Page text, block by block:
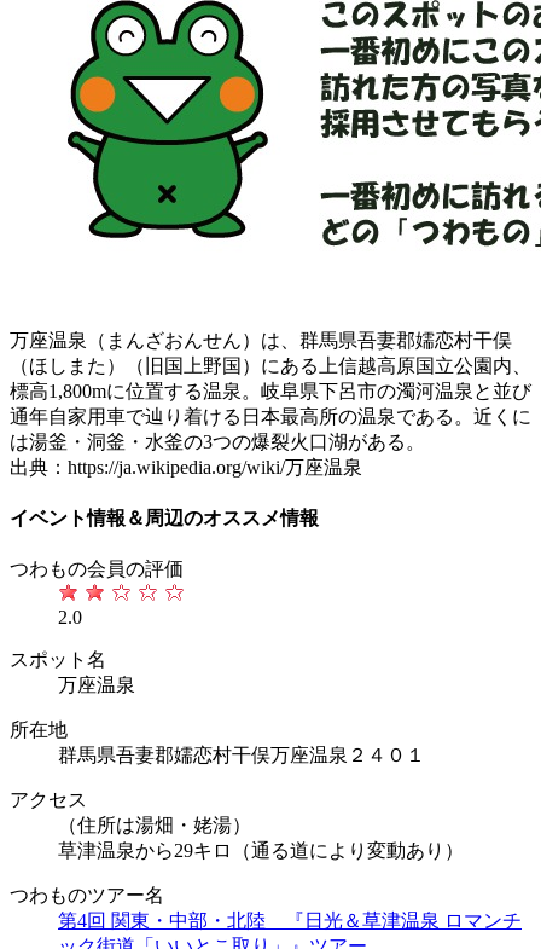
万座温泉（まんざおんせん）は、群馬県吾妻郡嬬恋村干俣
（ほしまた）（旧国上野国）にある上信越高原国立公園内、
標高1,800mに位置する温泉。岐阜県下呂市の濁河温泉と並び
通年自家用車で辿り着ける日本最高所の温泉である。近くに
は湯釜・洞釜・水釜の3つの爆裂火口湖がある。
出典：https://ja.wikipedia.org/wiki/万座温泉
イベント情報＆周辺のオススメ情報
つわもの会員の評価
2.0
スポット名
万座温泉
所在地
群馬県吾妻郡嬬恋村干俣万座温泉２４０１
アクセス
（住所は湯畑・姥湯）
草津温泉から29キロ（通る道により変動あり）
つわものツアー名
第4回 関東・中部・北陸 『日光＆草津温泉 ロマンチ